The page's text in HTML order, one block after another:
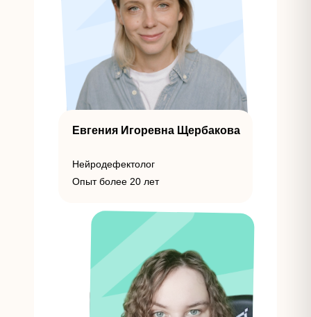
Евгения Игоревна Щербакова
Нейродефектолог
Опыт более 20 лет